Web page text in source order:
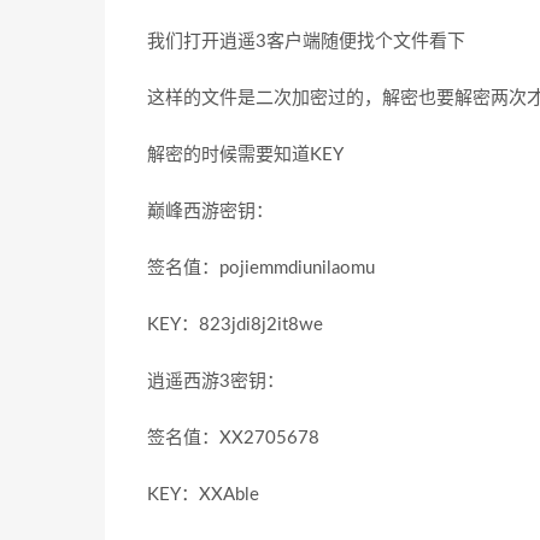
我们打开逍遥3客户端随便找个文件看下
这样的文件是二次加密过的，解密也要解密两次
解密的时候需要知道KEY
巅峰西游密钥：
签名值：pojiemmdiunilaomu
KEY：823jdi8j2it8we
逍遥西游3密钥：
签名值：XX2705678
KEY：XXAble